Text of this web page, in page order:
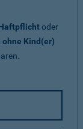
oder
Kind(er)